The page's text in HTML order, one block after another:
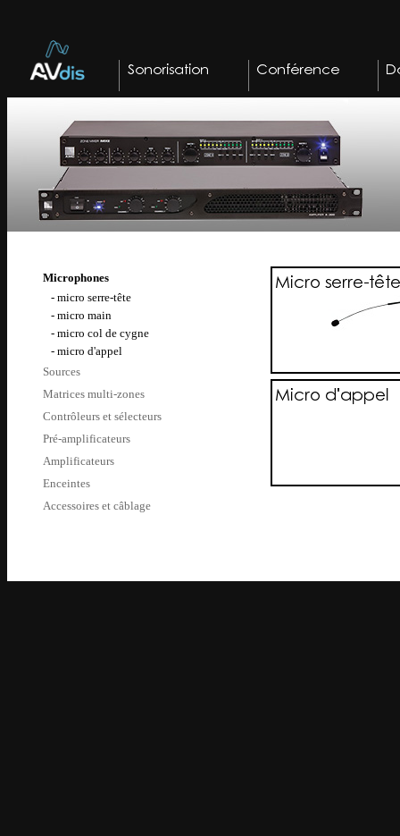
Microphones
- micro serre-tête
- micro main
- micro col de cygne
- micro d'appel
Sources
Matrices multi-zones
Contrôleurs et sélecteurs
Pré-amplificateurs
Amplificateurs
Enceintes
Accessoires et câblage